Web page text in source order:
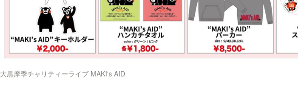
大黒摩季チャリティーライブ MAKI's AID